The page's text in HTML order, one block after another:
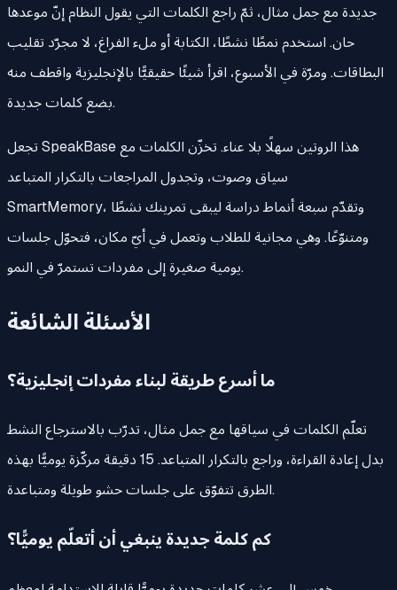
جديدة مع جمل مثال، ثمّ راجع الكلمات التي يقول النظام إنّ موعدها
حان. استخدم نمطًا نشطًا، الكتابة أو ملء الفراغ، لا مجرّد تقليب
البطاقات. ومرّة في الأسبوع، اقرأ شيئًا حقيقيًّا بالإنجليزية واقطف منه
بضع كلمات جديدة.
تجعل SpeakBase هذا الروتين سهلًا بلا عناء. تخزّن الكلمات مع
سياق وصوت، وتجدول المراجعات بالتكرار المتباعد
SmartMemory، وتقدّم سبعة أنماط دراسة ليبقى تمرينك نشطًا
ومتنوّعًا. وهي مجانية للطلاب وتعمل في أيّ مكان، فتحوّل جلسات
يومية صغيرة إلى مفردات تستمرّ في النمو.
الأسئلة الشائعة
ما أسرع طريقة لبناء مفردات إنجليزية؟
تعلّم الكلمات في سياقها مع جمل مثال، تدرّب بالاسترجاع النشط
بدل إعادة القراءة، وراجع بالتكرار المتباعد. 15 دقيقة مركّزة يوميًّا بهذه
الطرق تتفوّق على جلسات حشو طويلة ومتباعدة.
كم كلمة جديدة ينبغي أن أتعلّم يوميًّا؟